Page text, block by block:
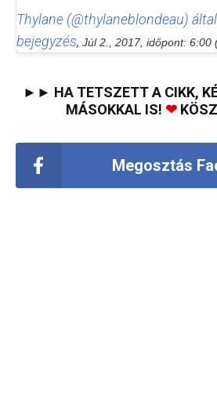
Thylane (@thylaneblondeau)
bejegyzés, Júl 2., 2017, időpont: 6:00
►► HA TETSZETT A CIKK,
MÁSOKKAL IS! ❤
Megosztás